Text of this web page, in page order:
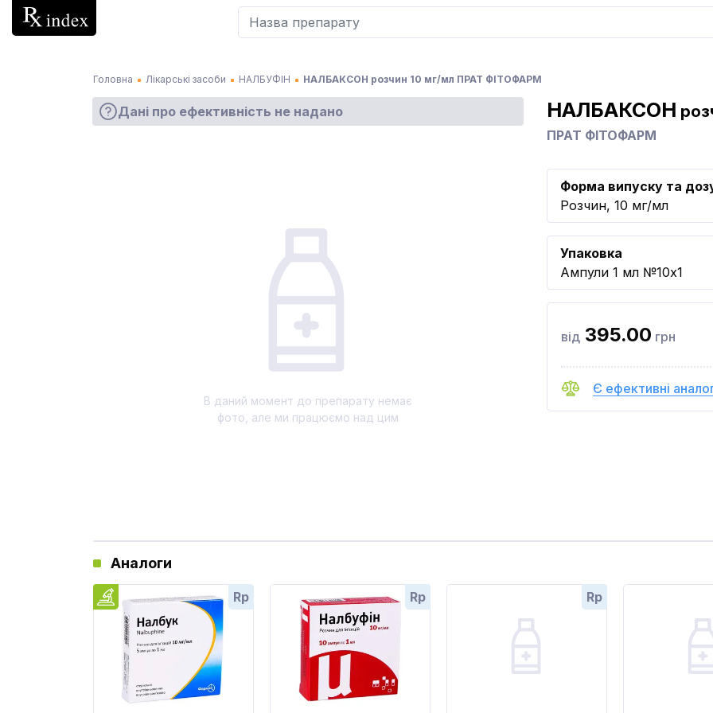
Головна Лікарські засоби НАЛБУФІН НАЛБАКСОН розчин 10 мг/мл ПРАТ ФІТОФАРМ
Дані про ефективність не надано
В даний момент до препарату немає
фото, але ми працюємо над цим
НАЛБАКСОН
ПРАТ ФІТОФАРМ
Форма випуску та
Розчин, 10 мг/мл
Упаковка
Ампули 1 мл №10x1
від 395.00 грн
Є ефективні
Аналоги
Rp Rp Rp